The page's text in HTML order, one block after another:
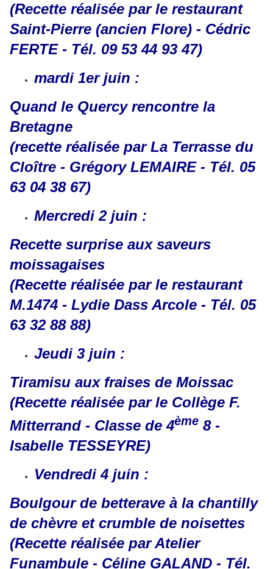
(Recette réalisée par le restaurant
Saint-Pierre (ancien Flore) - Cédric
FERTE - Tél. 09 53 44 93 47)
mardi 1er juin :
Quand le Quercy rencontre la
Bretagne
(recette réalisée par La Terrasse du
Cloître - Grégory LEMAIRE - Tél. 05
63 04 38 67)
Mercredi 2 juin :
Recette surprise aux saveurs
moissagaises
(Recette réalisée par le restaurant
M.1474 - Lydie Dass Arcole - Tél. 05
63 32 88 88)
Jeudi 3 juin :
Tiramisu aux fraises de Moissac
(Recette réalisée par le Collège F.
Mitterrand - Classe de 4ème 8 -
Isabelle TESSEYRE)
Vendredi 4 juin :
Boulgour de betterave à la chantilly
de chèvre et crumble de noisettes
(Recette réalisée par Atelier
Funambule - Céline GALAND - Tél.